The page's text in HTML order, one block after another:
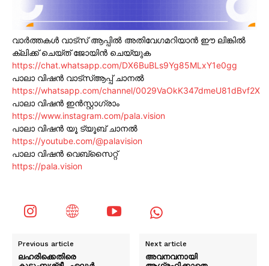
വാർത്തകൾ വാട്സ് ആപ്പിൽ അതിവേഗമറിയാൻ ഈ ലിങ്കിൽ
ക്ലിക്ക് ചെയ്ത് ജോയിൻ ചെയ്യുക
https://chat.whatsapp.com/DX6BuBLs9Yg85MLxY1e0gg
പാലാ വിഷൻ വാട്സ്ആപ്പ് ചാനൽ
https://whatsapp.com/channel/0029VaOkK347dmeU81dBvf2X
പാലാ വിഷൻ ഇൻസ്റ്റാഗ്രാം
https://www.instagram.com/pala.vision
പാലാ വിഷൻ യൂ ട്യൂബ് ചാനൽ
https://youtube.com/@palavision
പാലാ വിഷൻ വെബ്സൈറ്റ്
https://pala.vision
Previous article
ലഹരിക്കെതിരെ
Next article
അവനവനായി